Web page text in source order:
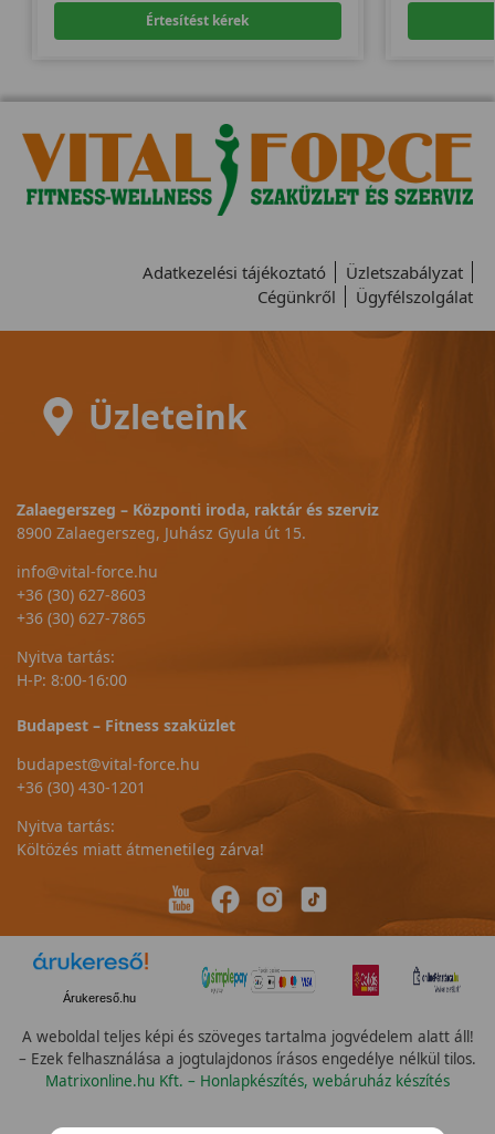
Értesítést kérek
Adatkezelési tájékoztató
Üzletszabályzat
Cégünkről
Ügyfélszolgálat
Üzleteink
Zalaegerszeg – Központi iroda, raktár és szerviz
8900 Zalaegerszeg, Juhász Gyula út 15.
info@vital-force.hu
+36 (30) 627-8603
+36 (30) 627-7865
Nyitva tartás:
H-P: 8:00-16:00
Budapest – Fitness szaküzlet
budapest@vital-force.hu
+36 (30) 430-1201
Nyitva tartás:
Költözés miatt átmenetileg zárva!
Árukereső.hu
A weboldal teljes képi és szöveges tartalma jogvédelem alatt áll!
– Ezek felhasználása a jogtulajdonos írásos engedélye nélkül tilos.
Matrixonline.hu Kft. – Honlapkészítés, webáruház készítés